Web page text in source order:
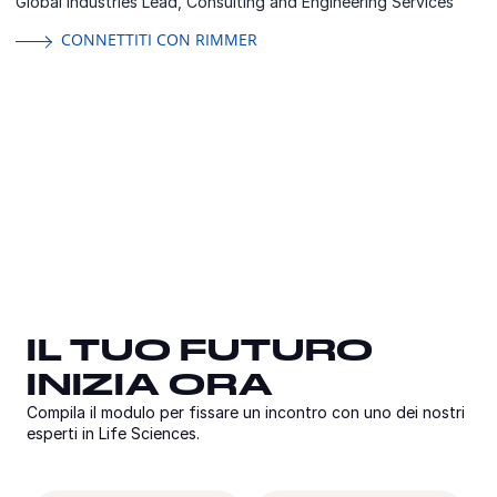
CONNETTITI CON RIMMER
IL TUO FUTURO
INIZIA ORA
Compila il modulo per fissare un incontro con uno dei nostri
esperti in Life Sciences.
INIZIA ORA
Compila il modulo per fissare un incontro con uno dei nostri
esperti in Life Sciences.
INIZIA ORA
Compila il modulo per fissare un incontro con uno dei nostri
esperti in Life Sciences.